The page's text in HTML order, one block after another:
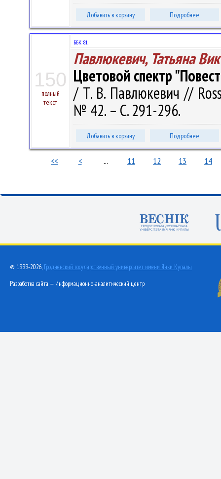
Добавить в корзину Подробнее
150
полный
текст
ББК 81.
Павлюкевич, Татьяна
Цветовой спектр
/ Т. В. Павлюкевич //
№ 42. – С. 291-296.
Добавить в корзину Подробнее
<< < ... 11 12 13 14
© 1999-2026, Гродненский государственный университет имени Янки Купалы
Разработка сайта — Информационно-аналитический центр